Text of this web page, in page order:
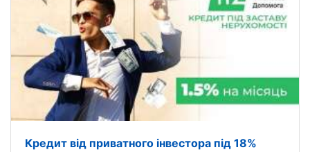
Кредит від приватного інвестора під 18%